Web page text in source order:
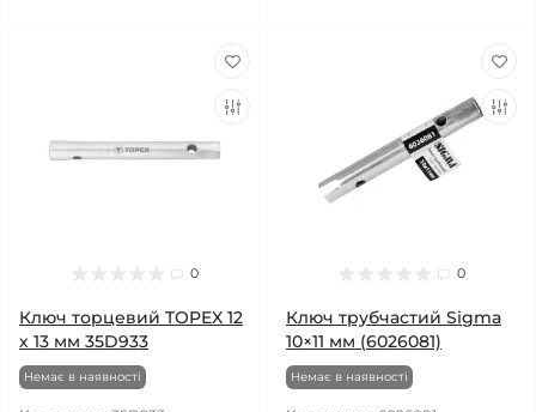
0
Ключ торцевий TOPEX 12
х 13 мм 35D933
Немає в наявності
0
Ключ трубчастий Sigma
10×11 мм (6026081)
Немає в наявності